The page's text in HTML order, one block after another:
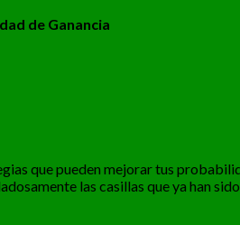
de Ganancia
que pueden mejorar tus
las casillas que ya han